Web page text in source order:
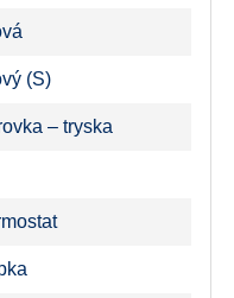
(S)
– tryska